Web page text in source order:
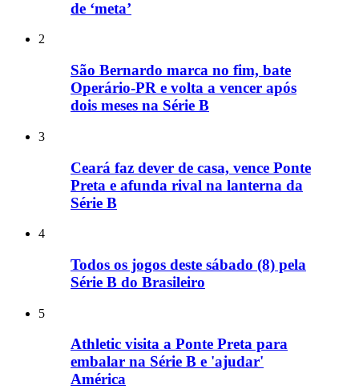
de ‘meta’
2
São Bernardo marca no fim, bate
Operário-PR e volta a vencer após
dois meses na Série B
3
Ceará faz dever de casa, vence Ponte
Preta e afunda rival na lanterna da
Série B
4
Todos os jogos deste sábado (8) pela
Série B do Brasileiro
5
Athletic visita a Ponte Preta para
embalar na Série B e 'ajudar'
América